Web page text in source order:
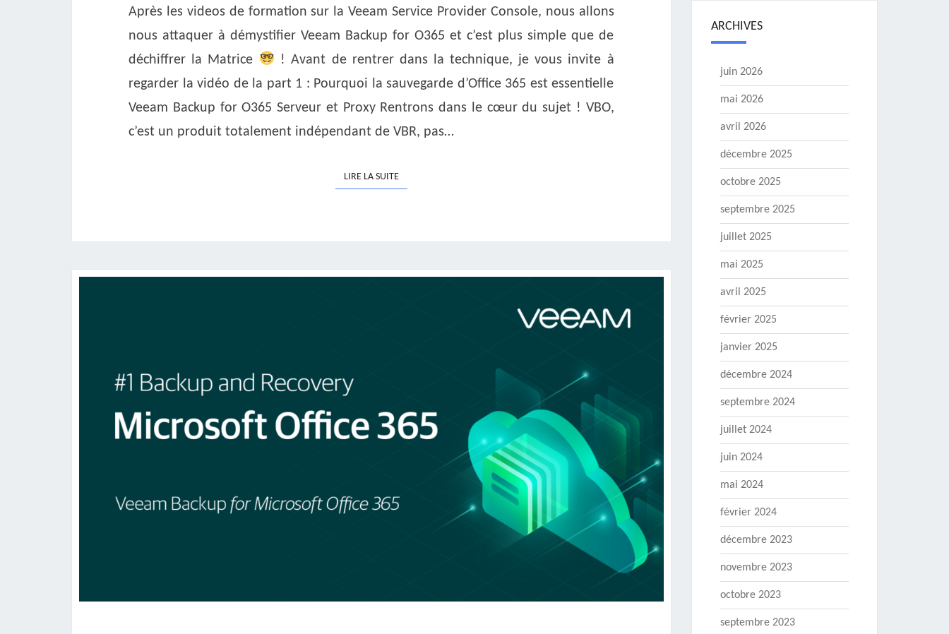
VOTRE
PLATEFORME
VCSP
Après les videos de formation sur la Veeam Service Provider Console, nous allons
nous attaquer à démystifier Veeam Backup for O365 et c’est plus simple que de
déchiffrer la Matrice
! Avant de rentrer dans la technique, je vous invite à
regarder la vidéo de la part 1 : Pourquoi la sauvegarde d’Office 365 est essentielle
Veeam Backup for O365 Serveur et Proxy Rentrons dans le cœur du sujet ! VBO,
c’est un produit totalement indépendant de VBR, pas…
LIRE LA SUITELIRE LA SUITE
ARCHIVES
juin 2026
mai 2026
avril 2026
décembre 2025
octobre 2025
septembre 2025
juillet 2025
mai 2025
avril 2025
février 2025
janvier 2025
décembre 2024
septembre 2024
juillet 2024
juin 2024
mai 2024
février 2024
décembre 2023
novembre 2023
octobre 2023
septembre 2023